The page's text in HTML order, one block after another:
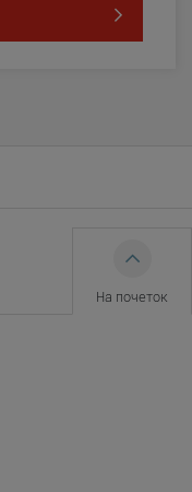
На почеток